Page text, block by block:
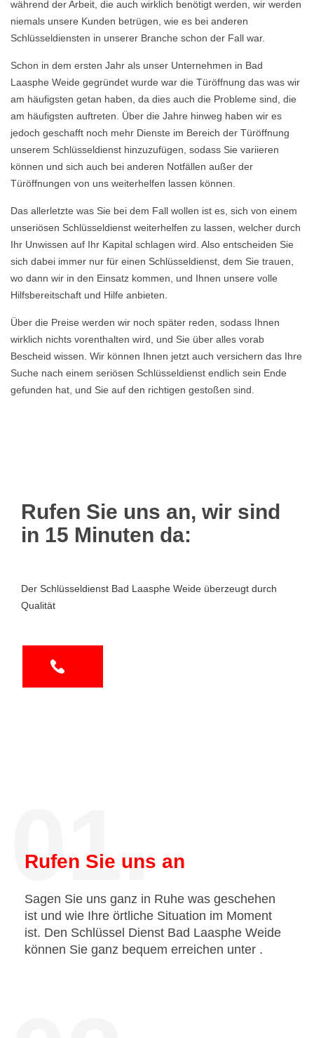
während der Arbeit, die auch wirklich benötigt werden, wir werden
niemals unsere Kunden betrügen, wie es bei anderen
Schlüsseldiensten in unserer Branche schon der Fall war.
Schon in dem ersten Jahr als unser Unternehmen in Bad
Laasphe Weide gegründet wurde war die Türöffnung das was wir
am häufigsten getan haben, da dies auch die Probleme sind, die
am häufigsten auftreten. Über die Jahre hinweg haben wir es
jedoch geschafft noch mehr Dienste im Bereich der Türöffnung
unserem Schlüsseldienst hinzuzufügen, sodass Sie variieren
können und sich auch bei anderen Notfällen außer der
Türöffnungen von uns weiterhelfen lassen können.
Das allerletzte was Sie bei dem Fall wollen ist es, sich von einem
unseriösen Schlüsseldienst weiterhelfen zu lassen, welcher durch
Ihr Unwissen auf Ihr Kapital schlagen wird. Also entscheiden Sie
sich dabei immer nur für einen Schlüsseldienst, dem Sie trauen,
wo dann wir in den Einsatz kommen, und Ihnen unsere volle
Hilfsbereitschaft und Hilfe anbieten.
Über die Preise werden wir noch später reden, sodass Ihnen
wirklich nichts vorenthalten wird, und Sie über alles vorab
Bescheid wissen. Wir können Ihnen jetzt auch versichern das Ihre
Suche nach einem seriösen Schlüsseldienst endlich sein Ende
gefunden hat, und Sie auf den richtigen gestoßen sind.
Rufen Sie uns an, wir sind
in 15 Minuten da:
Der Schlüsseldienst Bad Laasphe Weide überzeugt durch
Qualität
01.
Rufen Sie uns an
Sagen Sie uns ganz in Ruhe was geschehen
ist und wie Ihre örtliche Situation im Moment
ist. Den Schlüssel Dienst Bad Laasphe Weide
können Sie ganz bequem erreichen unter .